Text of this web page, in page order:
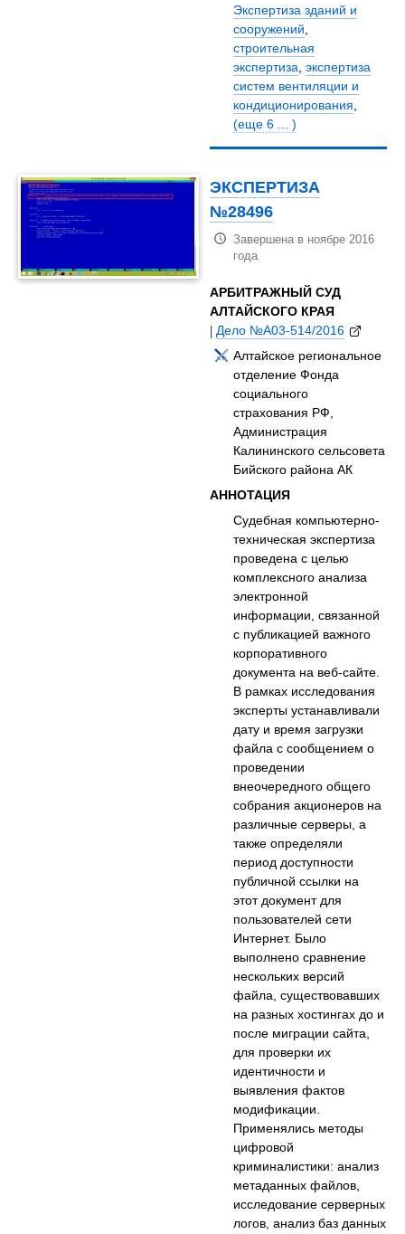
Экспертиза зданий и
сооружений,
строительная
экспертиза,экспертиза
систем вентиляции и
кондиционирования,
(еще 6 ... )
ЭКСПЕРТИЗА
№28496
Завершена в ноябре 2016
года
АРБИТРАЖНЫЙ СУД
АЛТАЙСКОГО КРАЯ
|Дело №А03-514/2016
Алтайское региональное
отделение Фонда
социального
страхования РФ,
Администрация
Калининского сельсовета
Бийского района АК
АННОТАЦИЯ
Судебная компьютерно-
техническая экспертиза
проведена с целью
комплексного анализа
электронной
информации, связанной
с публикацией важного
корпоративного
документа на веб-сайте.
В рамках исследования
эксперты устанавливали
дату и время загрузки
файла с сообщением о
проведении
внеочередного общего
собрания акционеров на
различные серверы, а
также определяли
период доступности
публичной ссылки на
этот документ для
пользователей сети
Интернет. Было
выполнено сравнение
нескольких версий
файла, существовавших
на разных хостингах до и
после миграции сайта,
для проверки их
идентичности и
выявления фактов
модификации.
Применялись методы
цифровой
криминалистики: анализ
метаданных файлов,
исследование серверных
логов, анализ баз данных